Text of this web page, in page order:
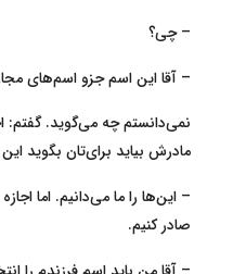
– چی؟
– آقا این اسم جزو اسم‌های
نمی‌دانستم چه می‌گوید. گفتم:
مادرش بیاید برای‌تان بگوید
– این‌ها را ما می‌دانیم. اما
صادر کنیم.